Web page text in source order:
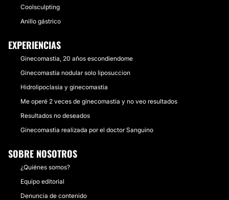
Coolsculpting
Anillo gástrico
EXPERIENCIAS
Ginecomastia, 20 años escondiendome
Ginecomastia nodular solo liposuccion
Hidrolipoclasia y ginecomastia
Me operé 2 veces de ginecomastia y no veo resultados
Resultados no deseados
Ginecomastia realizada por el doctor Sanguino
SOBRE NOSOTROS
¿Quiénes somos?
Equipo editorial
Denuncia de contenido